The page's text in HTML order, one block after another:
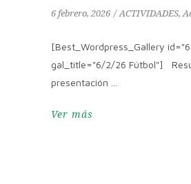
6 febrero, 2026 ACTIVIDADES,
[Best_Wordpress_Gallery
gal_title="6/2/26 Fútbol"]
presentación
Ver más